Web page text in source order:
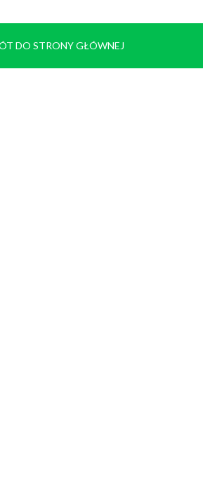
DO STRONY GŁÓWNEJ